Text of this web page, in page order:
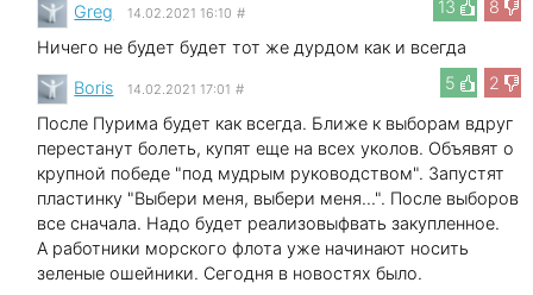
13 8
Greg 14.02.2021 16:10 #
Ничего не будет будет тот же дурдом как и всегда
5
2
Boris 14.02.2021 17:01 #
После Пурима будет как всегда. Ближе к выборам вдруг
перестанут болеть, купят еще на всех уколов. Объявят о
крупной победе "под мудрым руководством". Запустят
пластинку "Выбери меня, выбери меня...". После выборов
все сначала. Надо будет реализовыфвать закупленное.
А работники морского флота уже начинают носить
зеленые ошейники. Сегодня в новостях было.